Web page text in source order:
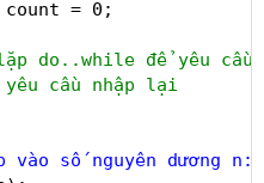
= 0;
do..while để yêu cầu
cầu nhập lại
vào số nguyên dương n: